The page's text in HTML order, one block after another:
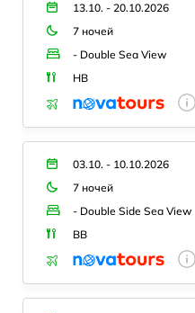
13.10. - 20.10.2026
7 ночей
- Double Sea View
HB
03.10. - 10.10.2026
7 ночей
- Double Side Sea View
BB